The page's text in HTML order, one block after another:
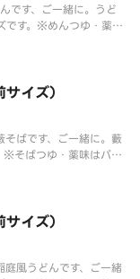
です、ご一緒に。うど
です。※めんつゆ・薬味
イズ）
そばです、ご一緒に。藪
※そばつゆ・薬味はパッ
イズ）
庭風うどんです、ご一緒